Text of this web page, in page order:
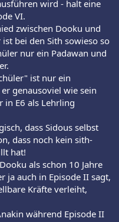
wird - halt eine
VI.
zwischen Dooku und
bei den Sith sowieso so
nur ein Padawan und
ist nur ein
genausoviel wie sein
in E6 als Lehrling
dass Sidous selbst
dass noch kein sith-
hat!
als schon 10 Jahre
ja auch in Episode II sagt,
Kräfte verleiht,
während Episode II